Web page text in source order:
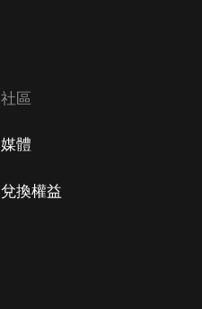
社區
媒體
兌換權益